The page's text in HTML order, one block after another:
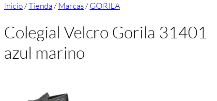
Inicio/Tienda/Marcas/GORILA
Colegial Velcro Gorila 31401
azul marino